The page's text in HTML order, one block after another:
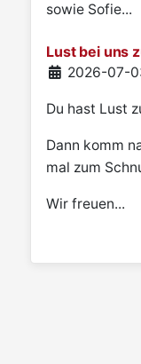
sowie Sofie...
Lust bei uns
Details
2026-07-
Du hast Lust
Dann komm
mal zum
Wir freuen...